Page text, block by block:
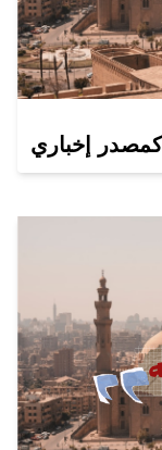
كمصدر إخباري